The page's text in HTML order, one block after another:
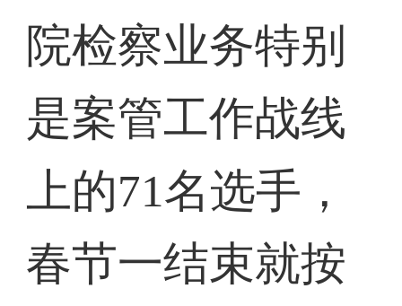
院检察业务特别
是案管工作战线
上的71名选手，
春节一结束就按